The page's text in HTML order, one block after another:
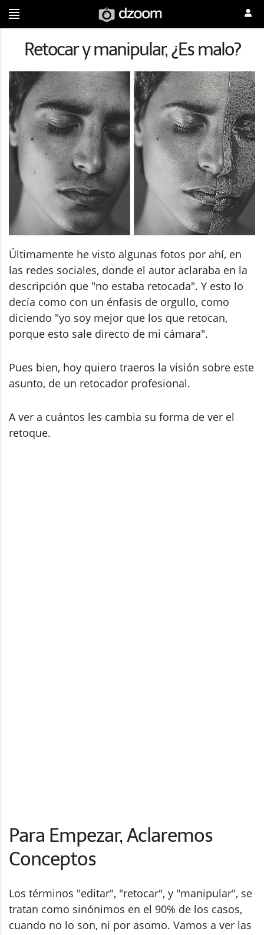
Retocar y manipular, ¿Es malo?
Últimamente he visto algunas fotos por ahí, en
las redes sociales, donde el autor aclaraba en la
descripción que "no estaba retocada". Y esto lo
decía como con un énfasis de orgullo, como
diciendo "yo soy mejor que los que retocan,
porque esto sale directo de mi cámara".
Pues bien, hoy quiero traeros la visión sobre este
asunto, de un retocador profesional.
A ver a cuántos les cambia su forma de ver el
retoque.
Para Empezar, Aclaremos
Conceptos
Los términos "editar", "retocar", y "manipular", se
tratan como sinónimos en el 90% de los casos,
cuando no lo son, ni por asomo. Vamos a ver las